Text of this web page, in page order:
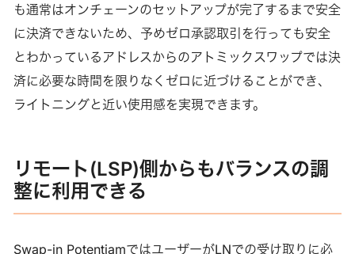
も通常はオンチェーンのセットアップが完了するまで安全
に決済できないため、予めゼロ承認取引を行っても安全
とわかっているアドレスからのアトミックスワップでは決
済に必要な時間を限りなくゼロに近づけることができ、
ライトニングと近い使用感を実現できます。
リモート(LSP)側からもバランスの調
整に利用できる
Swap-in PotentiamではユーザーがLNでの受け取りに必